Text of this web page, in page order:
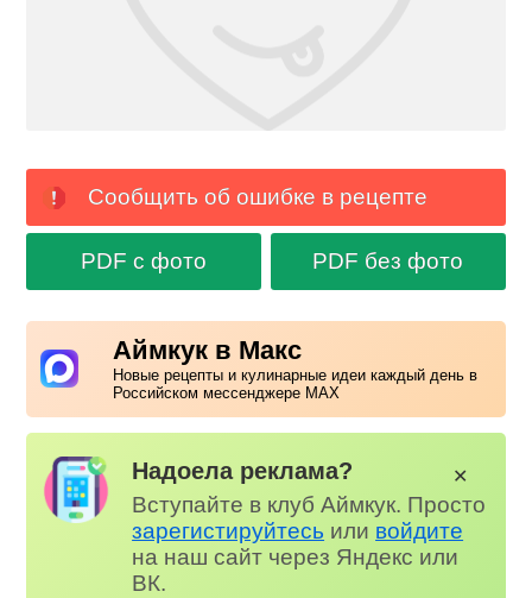
Сообщить об ошибке в рецепте
PDF с фото PDF без фото
Аймкук в Макс
Новые рецепты и кулинарные идеи каждый день в
Российском мессенджере MAX
Надоела реклама?
Вступайте в клуб Аймкук. Просто
зарегистируйтесь или войдите
на наш сайт через Яндекс или
ВК.
✕